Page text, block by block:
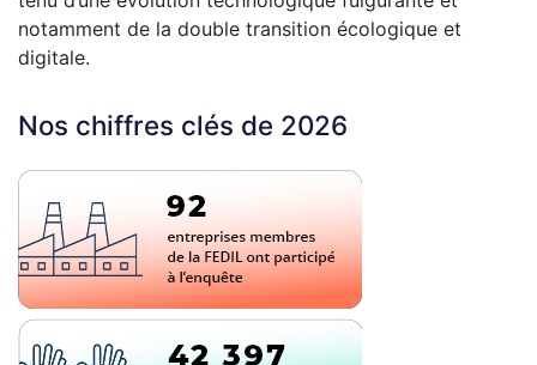
notamment de la double transition écologique et
digitale.
Nos chiffres clés de 2026